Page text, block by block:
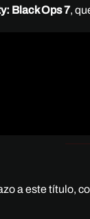
Black Ops 7,
a este título,